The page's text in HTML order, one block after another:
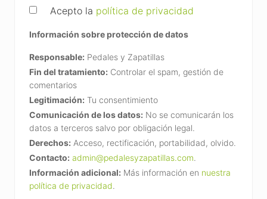
Acepto la política de privacidad
Información sobre protección de datos
Responsable: Pedales y Zapatillas
Fin del tratamiento: Controlar el spam, gestión de
comentarios
Legitimación: Tu consentimiento
Comunicación de los datos: No se comunicarán los
datos a terceros salvo por obligación legal.
Derechos: Acceso, rectificación, portabilidad, olvido.
Contacto: admin@pedalesyzapatillas.com.
Información adicional: Más información en nuestra
política de privacidad.